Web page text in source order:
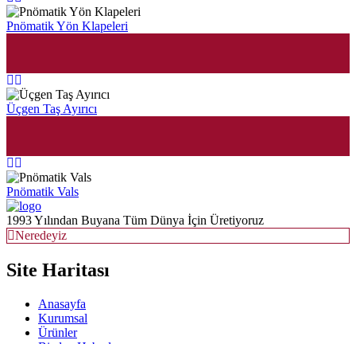
Pnömatik Yön Klapeleri
Üçgen Taş Ayırıcı
Pnömatik Vals
1993 Yılından Buyana Tüm Dünya İçin Üretiyoruz
Neredeyiz
Site Haritası
Anasayfa
Kurumsal
Ürünler